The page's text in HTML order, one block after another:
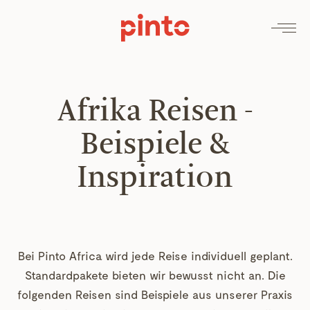
Afrika Reisen -
Beispiele &
Inspiration
Bei Pinto Africa wird jede Reise individuell geplant.
Standardpakete bieten wir bewusst nicht an. Die
folgenden Reisen sind Beispiele aus unserer Praxis